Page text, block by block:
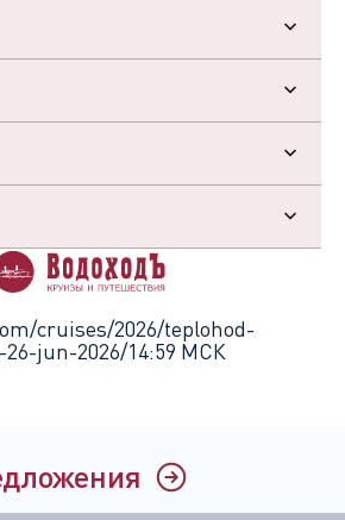
cruises/2026/teplohod-
jun-2026/14:59 МСК